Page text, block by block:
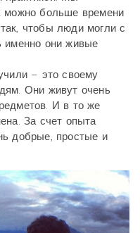
можно больше времени
чтобы люди могли с
именно они живые
– это своему
Они живут очень
И в то же
За счет опыта
добрые, простые и